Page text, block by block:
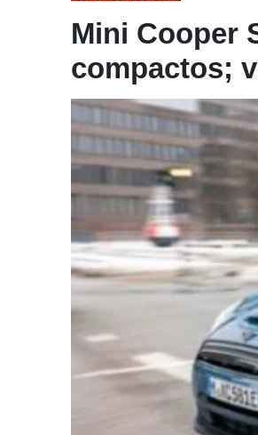
Mini Cooper
compactos;